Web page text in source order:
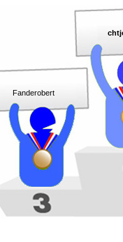
Fanderobert